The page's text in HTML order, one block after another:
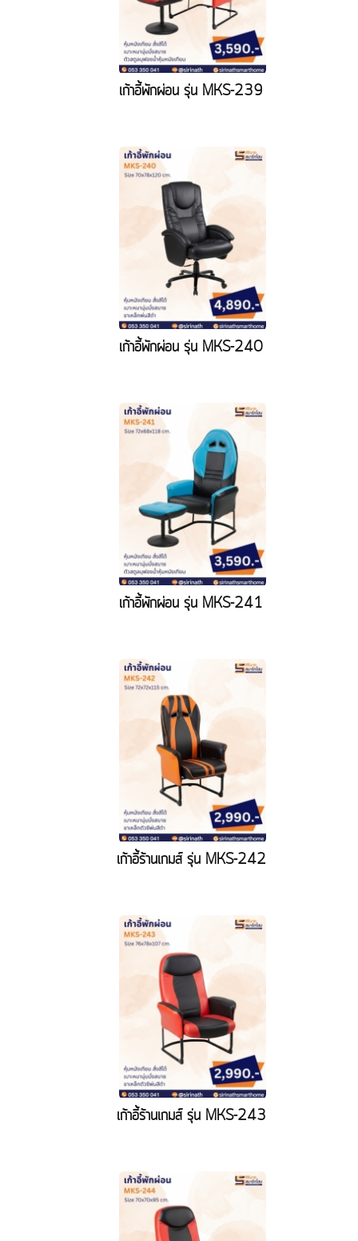
เก้าอี้พักผ่อน รุ่น MKS-239
เก้าอี้พักผ่อน รุ่น MKS-240
เก้าอี้พักผ่อน รุ่น MKS-241
เก้าอี้ร้านเกมส์ รุ่น MKS-242
เก้าอี้ร้านเกมส์ รุ่น MKS-243